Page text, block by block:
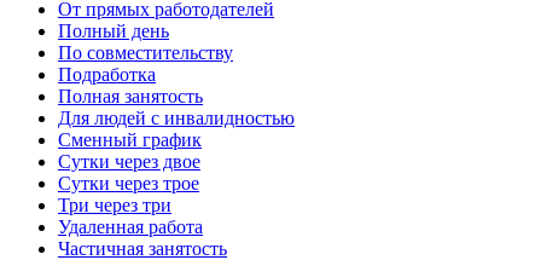
От прямых работодателей
Полный день
По совместительству
Подработка
Полная занятость
Для людей с инвалидностью
Сменный график
Сутки через двое
Сутки через трое
Три через три
Удаленная работа
Частичная занятость